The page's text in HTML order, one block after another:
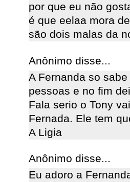
por que eu não
é que eelaa mora
são dois malas da
Anônimo disse...
A Fernanda so
pessoas e no fim
Fala serio o Tony
Fernada. Ele tem
A Ligia
Anônimo disse...
Eu adoro a